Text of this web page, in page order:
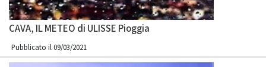
CAVA, IL METEO di ULISSE Pioggia
Pubblicato il 09/03/2021